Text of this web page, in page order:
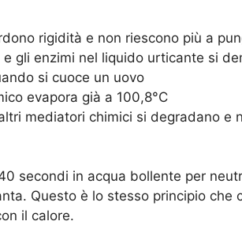
rigidità e non riescono più a
e gli enzimi nel liquido urticante si
si cuoce un uovo
evapora già a 100,8°C
mediatori chimici si degradano e
secondi in acqua bollente per
Questo è lo stesso principio che
il calore.